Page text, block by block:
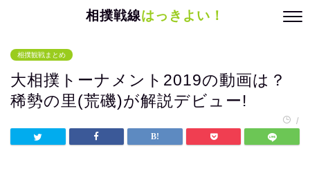
相撲戦線はっきよい！
相撲観戦まとめ
大相撲トーナメント2019の動画は？
稀勢の里(荒磯)が解説デビュー!
/